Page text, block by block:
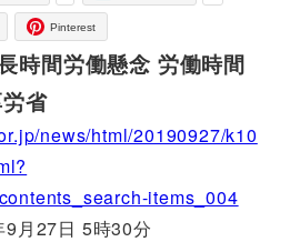
Pinterest
時間労働懸念 労働時間
省
news/html/20190927/k10
items_004
月27日 5時30分